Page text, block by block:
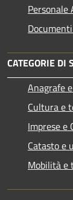
CATEGORIE DI
Anagrafe
Cultura e
Imprese e
Catasto e
Mobilità e